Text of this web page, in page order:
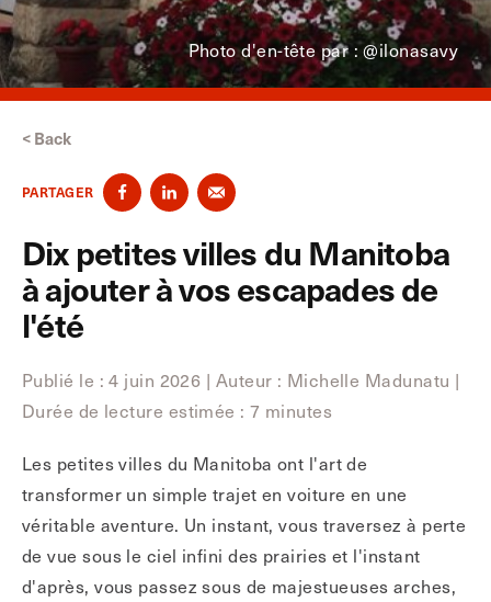
Photo d'en-tête par : @ilonasavy
< Back
PARTAGER
Dix petites villes du Manitoba
à ajouter à vos escapades de
l'été
Publié le : 4 juin 2026 | Auteur : Michelle Madunatu |
Durée de lecture estimée : 7 minutes
Les petites villes du Manitoba ont l'art de
transformer un simple trajet en voiture en une
véritable aventure. Un instant, vous traversez à perte
de vue sous le ciel infini des prairies et l'instant
d'après, vous passez sous de majestueuses arches,